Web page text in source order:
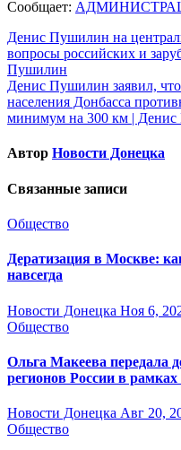
Сообщает:
Навигация
по
записям
Денис Пушилин на
вопросы российских и
Пушилин
Денис Пушилин заявил, что
населения Донбасса
минимум на 300 км |
Автор Новости Донецка
Связанные записи
Общество
Дератизация в Москве:
навсегда
Новости Донецка Ноя 6,
Общество
Ольга Макеева передала
регионов России в
Новости Донецка Авг 20,
Общество